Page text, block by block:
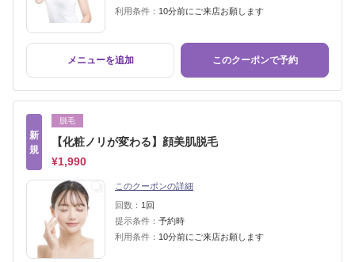
利用条件： 10分前にご来店お願します
メニューを追加 このクーポンで予約
新
規
脱毛
【化粧ノリが変わる】顔美肌脱毛
¥1,990
このクーポンの詳細
回数： 1回
提示条件： 予約時
利用条件： 10分前にご来店お願します